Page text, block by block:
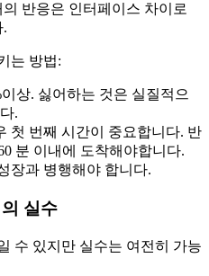
반응은 인터페이스 차이로
.
는 방법:
상. 싫어하는 것은 실질적으
.
첫 번째 시간이 중요합니다. 반
분 이내에 도착해야합니다.
장과 병행해야 합니다.
실수
수 있지만 실수는 여전히 가능